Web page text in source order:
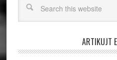
ARTIKUJT